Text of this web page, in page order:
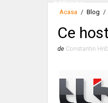
SERVICII
Acasa / Blog /
Ce
de Constantin